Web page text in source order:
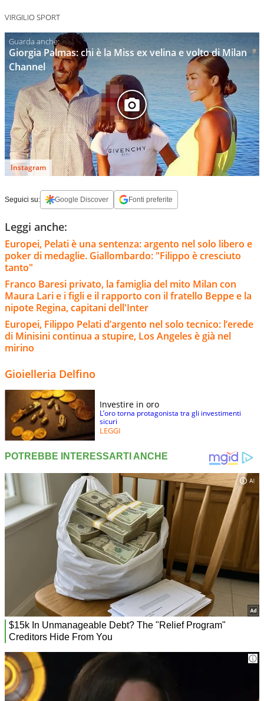
VIRGILIO SPORT
Giorgia Palmas: chi è la Miss ex velina e volto di Milan
Channel
Instagram
Seguici su: Google Discover Fonti preferite
Leggi anche:
Europei, Pelati è una sentenza: argento nel solo libero e
poker di medaglie. Giallombardo: "Filippo è cresciuto
tanto"
Franco Baresi privato, la famiglia del mito Milan con
Maura Lari e i figli e il rapporto con il fratello Beppe e la
nipote Regina, capitani dell'Inter
Europei, Filippo Pelati d’argento nel solo tecnico: l’erede
di Minisini continua a stupire, Los Angeles è già nel
mirino
Gioielleria Delfino
Investire in oro
L’oro torna protagonista tra gli investimenti
sicuri
LEGGI